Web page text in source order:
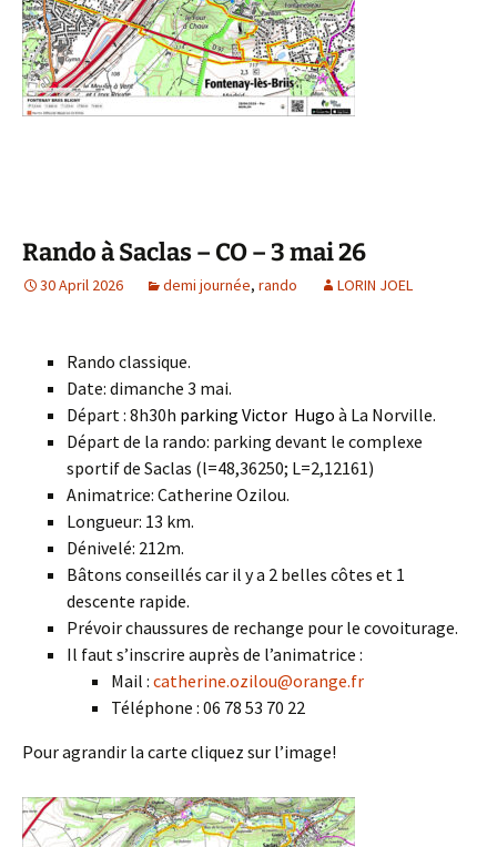
Rando à Saclas – CO – 3 mai 26
30 April 2026 demi journée, rando LORIN JOEL
Rando classique.
Date: dimanche 3 mai.
Départ : 8h30h parking Victor Hugo à La Norville.
Départ de la rando: parking devant le complexe
sportif de Saclas (l=48,36250; L=2,12161)
Animatrice: Catherine Ozilou.
Longueur: 13 km.
Dénivelé: 212m.
Bâtons conseillés car il y a 2 belles côtes et 1
descente rapide.
Prévoir chaussures de rechange pour le covoiturage.
Il faut s’inscrire auprès de l’animatrice :
Mail : catherine.ozilou@orange.fr
Téléphone : 06 78 53 70 22
Pour agrandir la carte cliquez sur l’image!